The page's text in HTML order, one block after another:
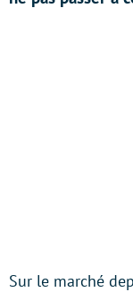
Sur le marché